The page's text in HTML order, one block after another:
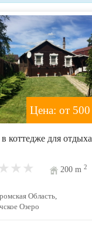
Цена: от 500
коттедже для отдыха
200m 2
Область,
Озеро